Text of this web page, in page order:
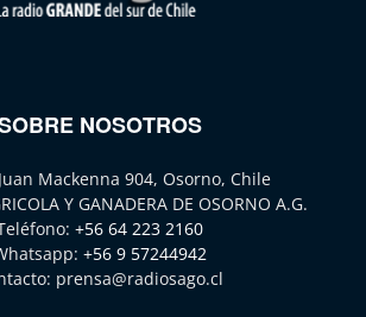
NOSOTROS
Mackenna 904, Osorno, Chile
Y GANADERA DE OSORNO A.G.
+56 64 223 2160
+56 9 57244942
prensa@radiosago.cl